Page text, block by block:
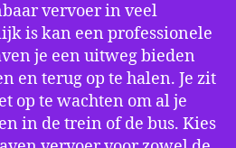
vervoer in veel
is kan een professionele
je een uitweg bieden
en terug op te halen. Je zit
op te wachten om al je
in de trein of de bus. Kies